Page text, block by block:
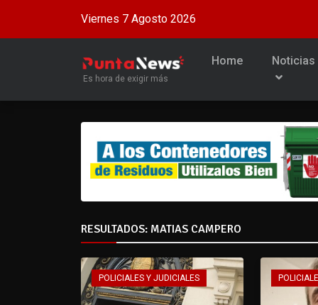
Viernes 7 Agosto 2026
Es hora de exigir más
Home Noticias
RESULTADOS: MATIAS CAMPERO
POLICIALES Y JUDICIALES